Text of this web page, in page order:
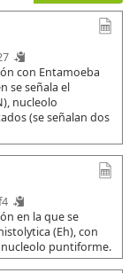
con Entamoeba
se señala el
nucleolo
(se señalan dos
en la que se
(Eh), con
nucleolo puntiforme.